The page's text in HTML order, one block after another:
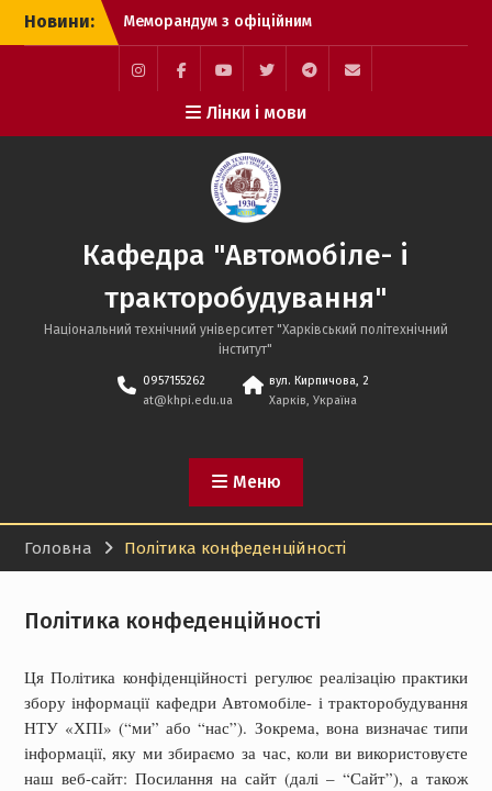
Перейти
Новини:
Меморандум з офіційним
дилерським центром
Toyota Motor
Corporation в Харкові
Захисти магістрів
науковго спрямування
Міжнародна науково-
практична конференція
MicroCAD–2026
InstagramFacebookYouTubeTwitter Telegram
Mail
Лінки і мови
Кафедра "Автомобіле- і
тракторобудування"
Національний технічний університет "Харківський політехнічний
інститут"
0957155262
at@khpi.edu.ua
вул. Кирпичова, 2
Харків, Україна
Меню
Головна Політика конфеденційності
Політика конфеденційності
Ця Політика конфіденційності регулює реалізацію практики
збору інформації кафедри Автомобіле- і тракторобудування
НТУ «ХПІ» (“ми” або “нас”). Зокрема, вона визначає типи
інформації, яку ми збираємо за час, коли ви використовуєте
наш веб-сайт: Посилання на сайт (далі – “Сайт”), а також